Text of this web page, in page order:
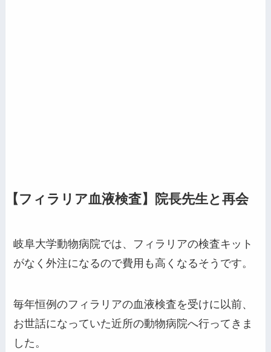
【フィラリア血液検査】院長先生と再会
岐阜大学動物病院では、フィラリアの検査キット
がなく外注になるので費用も高くなるそうです。
毎年恒例のフィラリアの血液検査を受けに以前、
お世話になっていた近所の動物病院へ行ってきま
した。